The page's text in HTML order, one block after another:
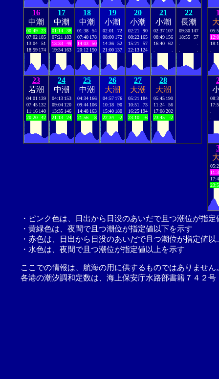
16
中潮
00:49
23
07:02 185
13:04
51
18:59 174
17
中潮
01:14
38
07:21 183
13:33
49
19:34 163
18
中潮
01:38
54
07:40 178
14:03
50
20:12 150
19
小潮
02:01
72
08:00 172
14:36
52
21:00 137
20
小潮
02:21
90
08:22 165
15:21
57
22:13 124
21
小潮
02:37 107
08:49 156
16:40
62
22
長潮
09:30 147
18:55
57
23
若潮
04:01 139
07:45 132
11:16 140
20:20
42
24
中潮
04:13 153
09:04 120
13:35 146
21:13
24
25
中潮
04:34 166
09:44 106
14:48 163
21:56
8
26
大潮
04:57 176
10:18
90
15:40 180
22:34
-2
27
大潮
05:21 184
10:51
73
16:25 194
23:10
-6
28
大潮
05:45 190
11:24
56
17:08202
23:45
-2
・ピンク色は、日出から日没のあいだで且つ潮位が指
・黄緑色は、夜間で且つ潮位が指定値以下を示す
・赤色は、日出から日没のあいだで且つ潮位が指定値以
・水色は、夜間で且つ潮位が指定値以上を示す
ここでの情報は、航海の用に供するものではありませ
各港の潮汐調和定数は、海上保安庁水路部書籍７４２